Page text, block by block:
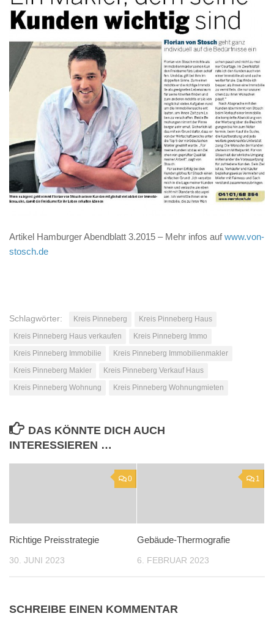
Artikel Hamburger Abendblatt 3.2015 – Mehr infos aufwww.von-
stosch.de
Schlagwörter: Kreis Pinneberg
Kreis Pinneberg Haus
Kreis Pinneberg Haus verkaufen
Kreis Pinneberg Immo
Kreis Pinneberg Immobilie
Kreis Pinneberg Immobilienmakler
Kreis Pinneberg Makler
Kreis Pinneberg Verkauf Haus
Kreis Pinneberg Wohnung
Kreis Pinneberg Wohnungmieten
DAS KÖNNTE DICH AUCH
INTERESSIEREN …
0
Richtige Preisstrategie
30. JUNI 2023
1
Gebäude-Thermografie
6. FEBRUAR 2023
SCHREIBE EINEN KOMMENTAR